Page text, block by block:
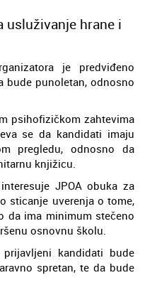
usluživanje hrane i
je predviđeno
bude punoletan, odnosno
psihofizičkom zahtevima
se da kandidati imaju
pregledu, odnosno da
knjižicu.
JPOA obuka za
sticanje uverenja o tome,
da ima minimum stečeno
osnovnu školu.
kandidati bude
spretan, te da bude